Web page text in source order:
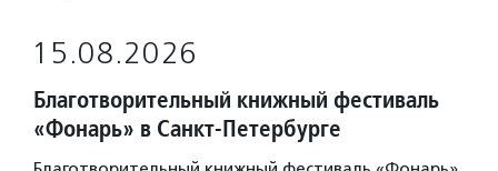
15.08.2026
Благотворительный книжный фестиваль
«Фонарь» в Санкт-Петербурге